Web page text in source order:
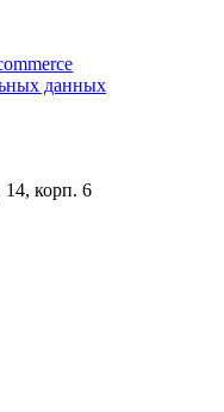
данных
корп. 6